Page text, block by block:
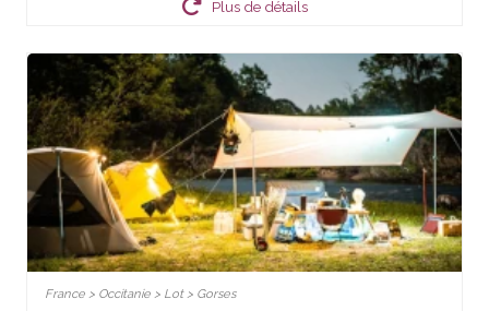
Plus de détails
France > Occitanie > Lot > Gorses